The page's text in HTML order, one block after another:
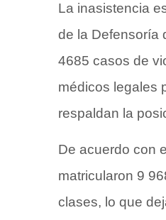
La inasistencia
de la Defensoría
4685 casos de
médicos legales
respaldan la
De acuerdo con
matricularon 9
clases, lo que